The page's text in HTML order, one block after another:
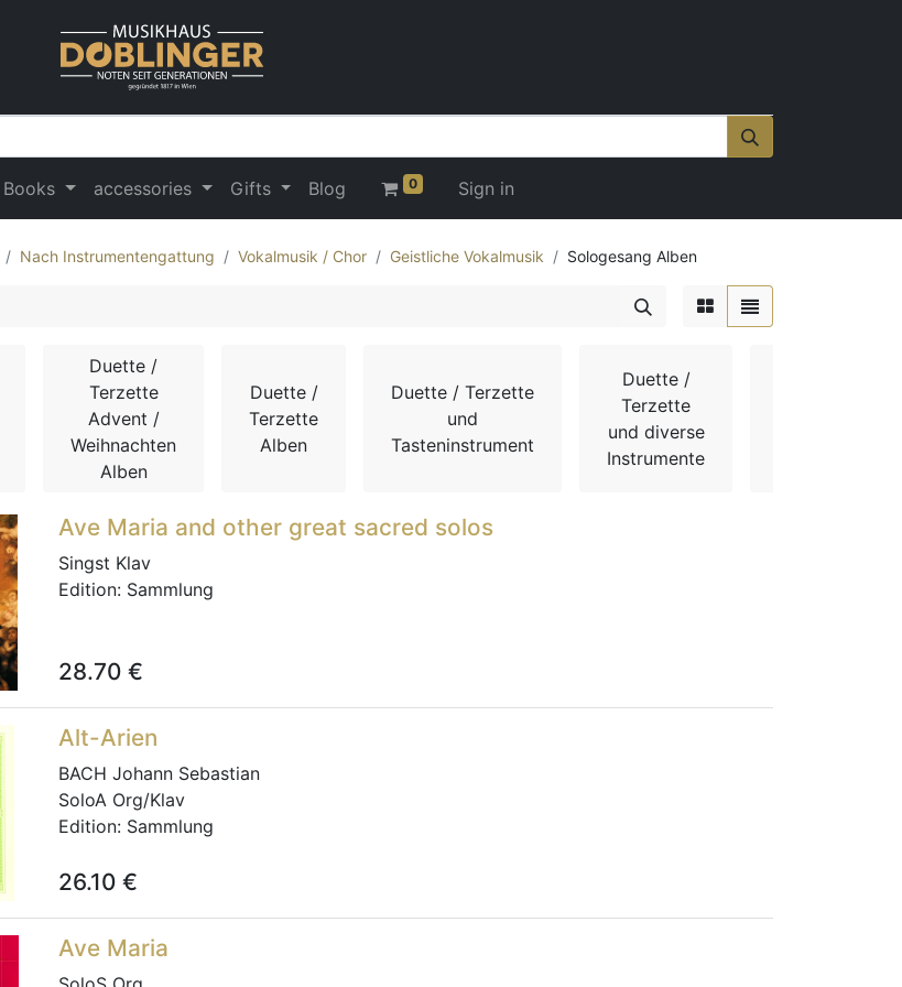
Books accessories Gifts Blog 0 Sign in
Nach Instrumentengattung Vokalmusik / Chor Geistliche Vokalmusik Sologesang Alben
Duette /
Terzette
Advent /
Weihnachten
Alben
Duette /
Terzette
Alben
Duette / Terzette
und
Tasteninstrument
Duette /
Terzette
und diverse
Instrumente
Ave Maria and other great sacred solos
Singst Klav
Edition: Sammlung
28.70 €
Alt-Arien
BACH Johann Sebastian
SoloA Org/Klav
Edition: Sammlung
26.10 €
Ave Maria